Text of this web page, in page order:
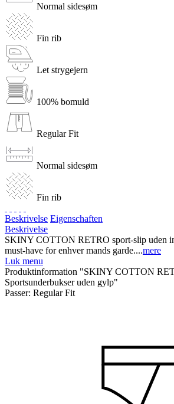
Normal sidesøm
Fin rib
Let strygejern
100% bomuld
Regular Fit
Normal sidesøm
Fin rib
Beskrivelse Eigenschaften
Beskrivelse
SKINY COTTON RETRO sport-slip uden
must-have for enhver mands garde....mere
Luk menu
Produktinformation "SKINY COTTON
Sportsunderbukser uden gylp"
Passer: Regular Fit